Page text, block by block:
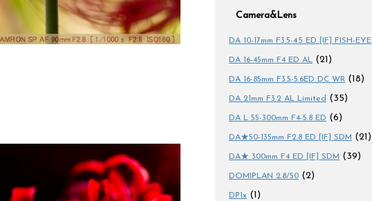
Camera&Lens
DA 10-17mm F3.5-4.5 ED [IF] FISH-EYE
DA 16-45mm F4 ED AL (21)
DA 16-85mm F3.5-5.6ED DC WR (18)
DA 21mm F3.2 AL Limited (35)
DA L 55-300mm F4-5.8 ED (6)
DA★50-135mm F2.8 ED [IF] SDM (21)
DA★ 300mm F4 ED [IF] SDM (39)
DOMIPLAN 2.8/50 (2)
DP1x (1)